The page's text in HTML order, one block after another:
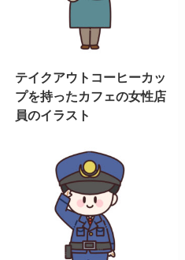
テイクアウトコーヒーカッ
プを持ったカフェの女性店
員のイラスト